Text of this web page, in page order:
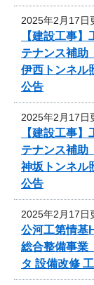
2025年2月17日
【建設工事
テナンス補助
伊西トンネル
公告
2025年2月17日
【建設工事
テナンス補助
神坂トンネル
公告
2025年2月17日
公河工第情基
総合整備事業
タ 設備改修